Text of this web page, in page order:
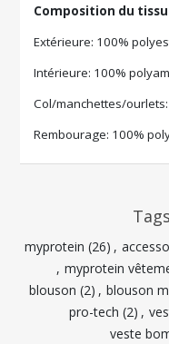
Composition du tissu
Extérieure: 100%
Intérieure: 100%
Col/manchettes/
Rembourage: 100%
myprotein (26) ,
, myprotein
blouson (2) , blouson
pro-tech (2) ,
veste